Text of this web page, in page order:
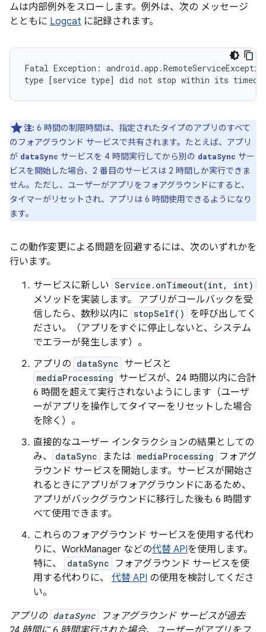
ムは内部例外をスローします。例外は、次の メッセージ
とともに Logcat に記録されます。
Fatal Exception:
注: 6 時間の制限時間は、指定されたタイプのアプリのすべて
のフォアグラウンド サービスで共有されます。たとえば、アプリ
が dataSync サービスを 4 時間実行してから別の dataSync サー
ビスを開始した場合、2 番目のサービスは 2 時間しか実行できま
せん。ただし、ユーザーがアプリをフォアグラウンドにすると、
タイマーがリセットされ、アプリは 6 時間使用できるようになり
ます。
この動作変更による問題を回避するには、次のいずれかを
行います。
サービスに新しい Service.onTimeout(int, int)
メソッドを実装します。 アプリがコールバックを受
信したら、数秒以内に stopSelf()
を呼び出してく
ださい。（アプリをすぐに停止しないと、システム
でエラーが発生します）。
アプリの dataSync サービスと
mediaProcessing サービスが、24 時間以内に合計
6 時間を超えて実行されないようにします（ユーザ
ーがアプリを操作してタイマーをリセットした場合
を除く）。
直接的なユーザー インタラクションの結果としての
み、
dataSync または mediaProcessing
フォアグ
ラウンド サービスを開始します。サービスが開始さ
れるときにアプリがフォアグラウンドにあるため、
アプリがバックグラウンドに移行した後も 6 時間す
べて使用できます。
これらのフォアグラウンド サービスを使用する代わ
りに、WorkManager などの代替 APIを使用します。
特に、
dataSync
フォアグラウンド サービスを使
用する代わりに、 代替 API の使用を検討してくださ
い。
アプリの dataSync
フォアグラウンド サービスが過去